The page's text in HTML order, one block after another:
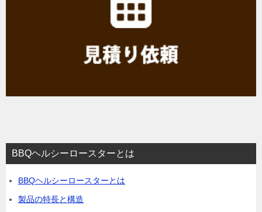
BBQヘルシーロースターとは
BBQヘルシーロースターとは
製品の特長と構造